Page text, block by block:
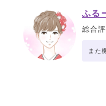
ふる
総合
また